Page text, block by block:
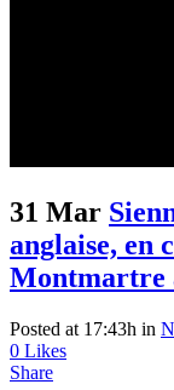
31 Mar
anglaise, en
Montmartre
Posted at 17:43h in
0 Likes
Share